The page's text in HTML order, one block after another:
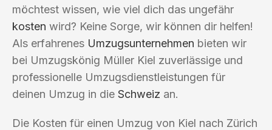
möchtest wissen, wie viel dich das ungefähr
kosten wird? Keine Sorge, wir können dir helfen!
Als erfahrenes Umzugsunternehmen bieten wir
bei Umzugskönig Müller Kiel zuverlässige und
professionelle Umzugsdienstleistungen für
deinen Umzug in die Schweiz an.
Die Kosten für einen Umzug von Kiel nach Zürich